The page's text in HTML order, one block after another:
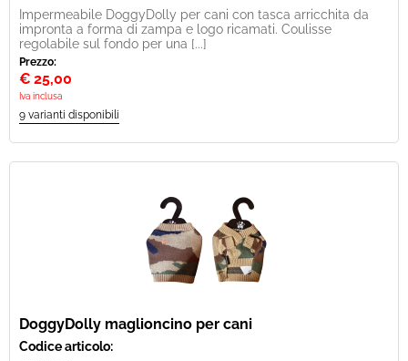
Impermeabile DoggyDolly per cani con tasca arricchita da
impronta a forma di zampa e logo ricamati. Coulisse
regolabile sul fondo per una [...]
Prezzo:
€ 25,00
Iva inclusa
DoggyDolly maglioncino per cani
Codice articolo: